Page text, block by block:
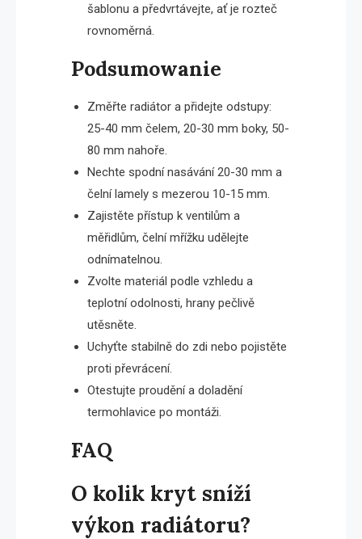
šablonu a předvrtávejte, ať je rozteč
rovnoměrná.
Podsumowanie
Změřte radiátor a přidejte odstupy:
25-40 mm čelem, 20-30 mm boky, 50-
80 mm nahoře.
Nechte spodní nasávání 20-30 mm a
čelní lamely s mezerou 10-15 mm.
Zajistěte přístup k ventilům a
měřidlům, čelní mřížku udělejte
odnímatelnou.
Zvolte materiál podle vzhledu a
teplotní odolnosti, hrany pečlivě
utěsněte.
Uchyťte stabilně do zdi nebo pojistěte
proti převrácení.
Otestujte proudění a doladění
termohlavice po montáži.
FAQ
O kolik kryt sníží
výkon radiátoru?